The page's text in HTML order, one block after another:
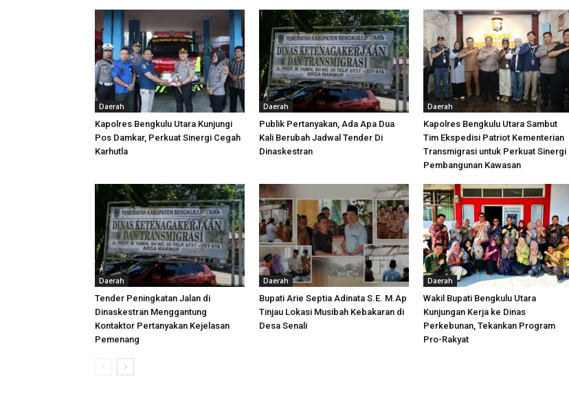
Daerah
Kapolres Bengkulu Utara Kunjungi
Pos Damkar, Perkuat Sinergi Cegah
Karhutla
Daerah
Publik Pertanyakan, Ada Apa Dua
Kali Berubah Jadwal Tender Di
Dinaskestran
Daerah
Kapolres Bengkulu Utara Sambut
Tim Ekspedisi Patriot Kementerian
Transmigrasi untuk Perkuat Sinergi
Pembangunan Kawasan
Daerah
Tender Peningkatan Jalan di
Dinaskestran Menggantung
Kontaktor Pertanyakan Kejelasan
Pemenang
Daerah
Bupati Arie Septia Adinata S.E. M.Ap
Tinjau Lokasi Musibah Kebakaran di
Desa Senali
Daerah
Wakil Bupati Bengkulu Utara
Kunjungan Kerja ke Dinas
Perkebunan, Tekankan Program
Pro-Rakyat